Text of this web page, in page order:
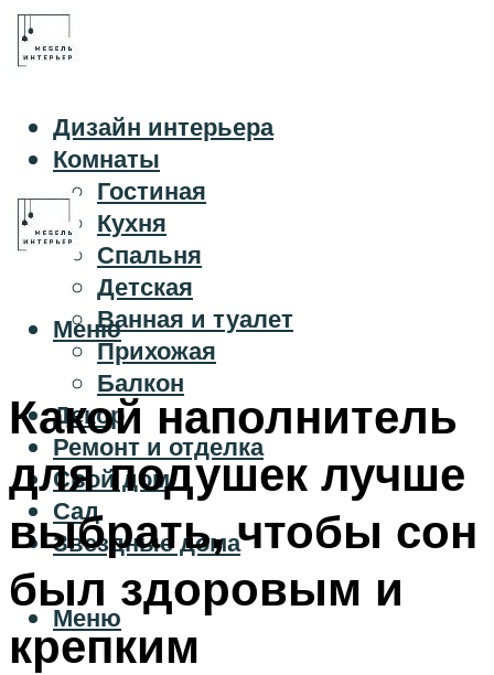
Дизайн интерьера
Комнаты
Гостиная
Кухня
Спальня
Детская
Ванная и туалет
Прихожая
Балкон
Декор
Ремонт и отделка
Свой дом
Сад
Звездные дома
Меню
Меню
Какой наполнитель
для подушек лучше
выбрать, чтобы сон
был здоровым и
крепким